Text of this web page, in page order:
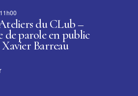
11h00
du CLub –
de parole en public
Xavier Barreau